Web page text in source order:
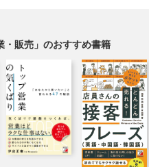
・販売」のおすすめ書籍